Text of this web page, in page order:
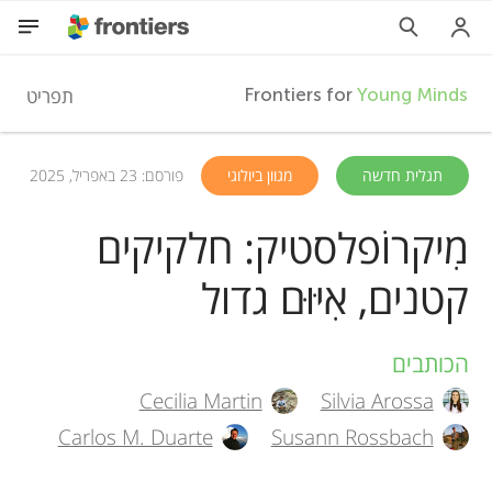
F
r
o
n
t
i
Frontiers forYoung Minds תפריט
HE
השתתפות
תגלית חדשה מגוון ביולוגי פורסם: 23 באפריל, 2025
מִיקרוֹפלסטיק: חלקיקים
קטנים, אִיּוּם גדול
A
u
הכותבים
Silvia Arossa
Cecilia Martin
Susann Rossbach
Carlos M. Duarte